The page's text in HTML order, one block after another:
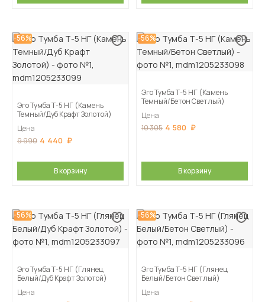
-56%
Эго Тумба Т-5 НГ (Камень
Темный/Дуб Крафт Золотой)
Цена
9 990 4 440
В корзину
-56%
Эго Тумба Т-5 НГ (Камень
Темный/Бетон Светлый)
Цена
10 305 4 580
В корзину
-56%
Эго Тумба Т-5 НГ (Глянец
Белый/Дуб Крафт Золотой)
Цена
-56%
Эго Тумба Т-5 НГ (Глянец
Белый/Бетон Светлый)
Цена